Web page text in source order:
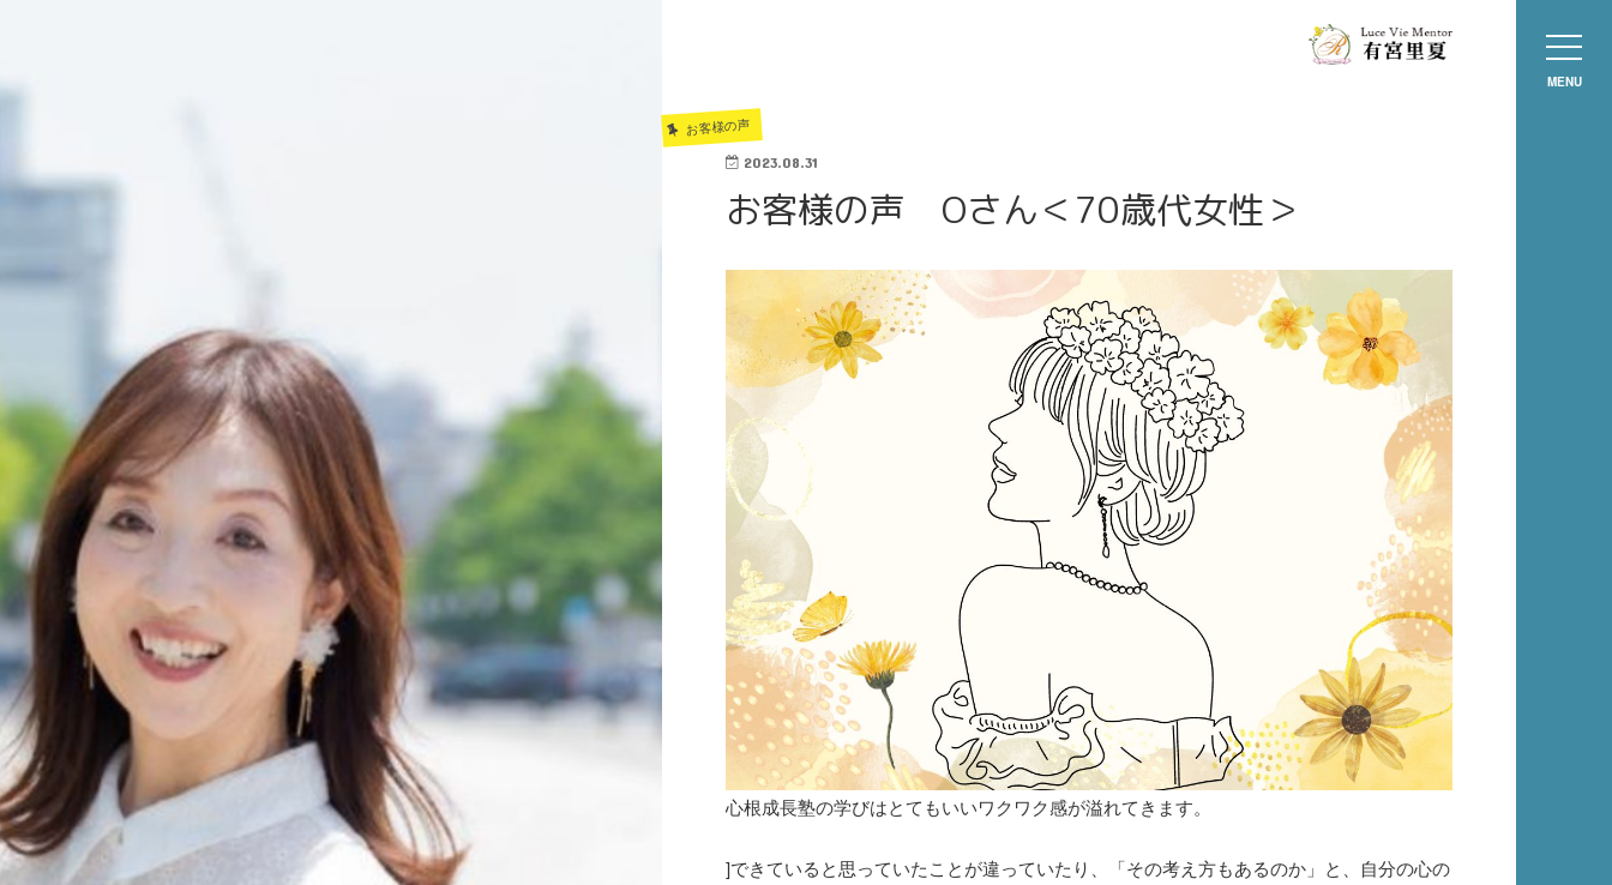
MENU
お客様の声
2023.08.31
お客様の声 Oさん＜70歳代女性＞
心根成長塾の学びはとてもいいワクワク感が溢れてきます。
]できていると思っていたことが違っていたり、「その考え方もあるのか」と、自分の心の